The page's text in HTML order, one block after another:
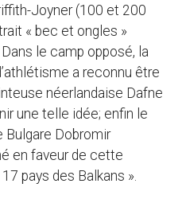
Joyner (100 et 200
« bec et ongles »
le camp opposé, la
a reconnu être
néerlandaise Dafne
une telle idée; enfin le
Bulgare Dobromir
en faveur de cette
pays des Balkans ».